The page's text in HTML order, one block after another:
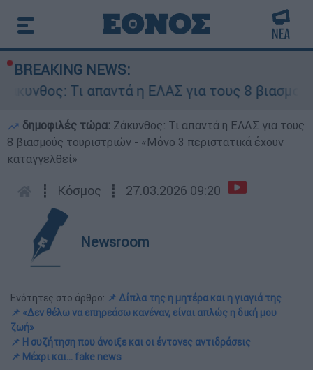
BREAKING NEWS:
Τι απαντά η ΕΛΑΣ για τους 8 βιασμούς
δημοφιλές τώρα: Ζάκυνθος: Τι απαντά η ΕΛΑΣ για τους
8 βιασμούς τουριστριών - «Μόνο 3 περιστατικά έχουν
καταγγελθεί»
┋ Κόσμος ┋ 27.03.2026 09:20
Newsroom
Ενότητες στο άρθρο: 📌 Δίπλα της η μητέρα και η γιαγιά της
📌 «Δεν θέλω να επηρεάσω κανέναν, είναι απλώς η δική μου
ζωή»
📌 Η συζήτηση που άνοιξε και οι έντονες αντιδράσεις
📌 Μέχρι και... fake news